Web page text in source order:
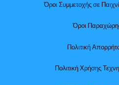
Όροι Συμμετοχής σε
Όροι
Πολιτική
Πολιτική Χρήσης